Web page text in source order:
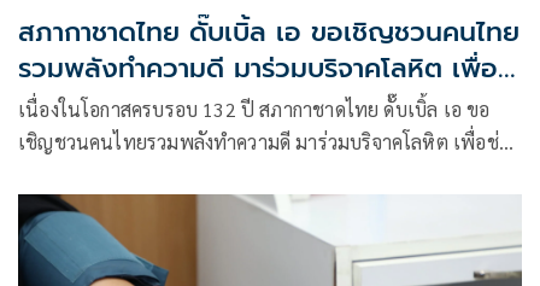
สภากาชาดไทย ดั๊บเบิ้ล เอ ขอเชิญชวนคนไทย
รวมพลังทำความดี มาร่วมบริจาคโลหิต เพื่อ
ช่วยเหลือผู้ป่วย
เนื่องในโอกาสครบรอบ 132 ปี สภากาชาดไทย ดั๊บเบิ้ล เอ ขอ
เชิญชวนคนไทยรวมพลังทำความดี มาร่วมบริจาคโลหิต เพื่อช่วย